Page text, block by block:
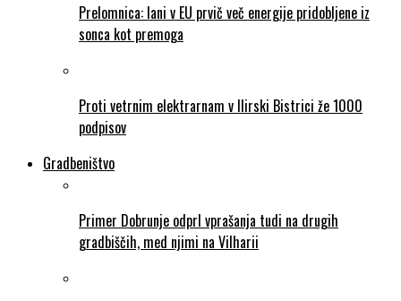
Prelomnica: lani v EU prvič več energije pridobljene iz
sonca kot premoga
Proti vetrnim elektrarnam v Ilirski Bistrici že 1000
podpisov
Gradbeništvo
Primer Dobrunje odprl vprašanja tudi na drugih
gradbiščih, med njimi na Vilharii